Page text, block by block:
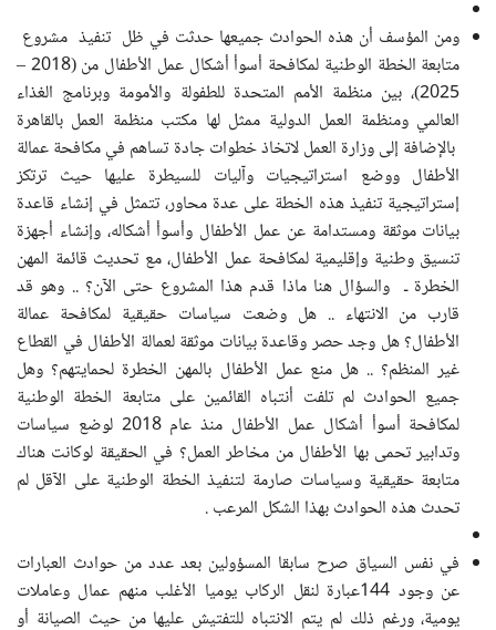
ومن المؤسف أن هذه الحوادث جميعها حدثت في ظل تنفيذ مشروع
متابعة الخطة الوطنية لمكافحة أسوأ أشكال عمل الأطفال من (2018 –
2025)، بين منظمة الأمم المتحدة للطفولة والأمومة وبرنامج الغذاء
العالمي ومنظمة العمل الدولية ممثل لها مكتب منظمة العمل بالقاهرة
بالإضافة إلى وزارة العمل لاتخاذ خطوات جادة تساهم في مكافحة عمالة
الأطفال ووضع استراتيجيات وآليات للسيطرة عليها حيث ترتكز
إستراتيجية تنفيذ هذه الخطة على عدة محاور، تتمثل في إنشاء قاعدة
بيانات موثقة ومستدامة عن عمل الأطفال وأسوأ أشكاله، وإنشاء أجهزة
تنسيق وطنية وإقليمية لمكافحة عمل الأطفال، مع تحديث قائمة المهن
الخطرة ـ والسؤال هنا ماذا قدم هذا المشروع حتى الآن؟ .. وهو قد
قارب من الانتهاء .. هل وضعت سياسات حقيقية لمكافحة عمالة
الأطفال؟ هل وجد حصر وقاعدة بيانات موثقة لعمالة الأطفال في القطاع
غير المنظم؟ .. هل منع عمل الأطفال بالمهن الخطرة لحمايتهم؟ وهل
جميع الحوادث لم تلفت أنتباه القائمين على متابعة الخطة الوطنية
لمكافحة أسوأ أشكال عمل الأطفال منذ عام 2018 لوضع سياسات
وتدابير تحمى بها الأطفال من مخاطر العمل؟ في الحقيقة لوكانت هناك
متابعة حقيقية وسياسات صارمة لتنفيذ الخطة الوطنية على الآقل لم
تحدث هذه الحوادث بهذا الشكل المرعب .
في نفس السياق صرح سابقا المسؤولين بعد عدد من حوادث العبارات
عن وجود 144عبارة لنقل الركاب يوميا الأغلب منهم عمال وعاملات
يومية، ورغم ذلك لم يتم الانتباه للتفتيش عليها من حيث الصيانة أو